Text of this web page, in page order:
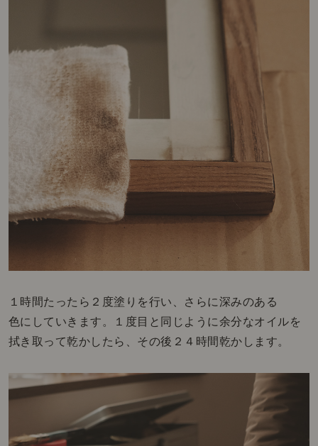
１時間たったら２度塗りを行い、さらに深みのある
色にしていきます。１度目と同じように余分なオイルを
拭き取って乾かしたら、その後２４時間乾かします。